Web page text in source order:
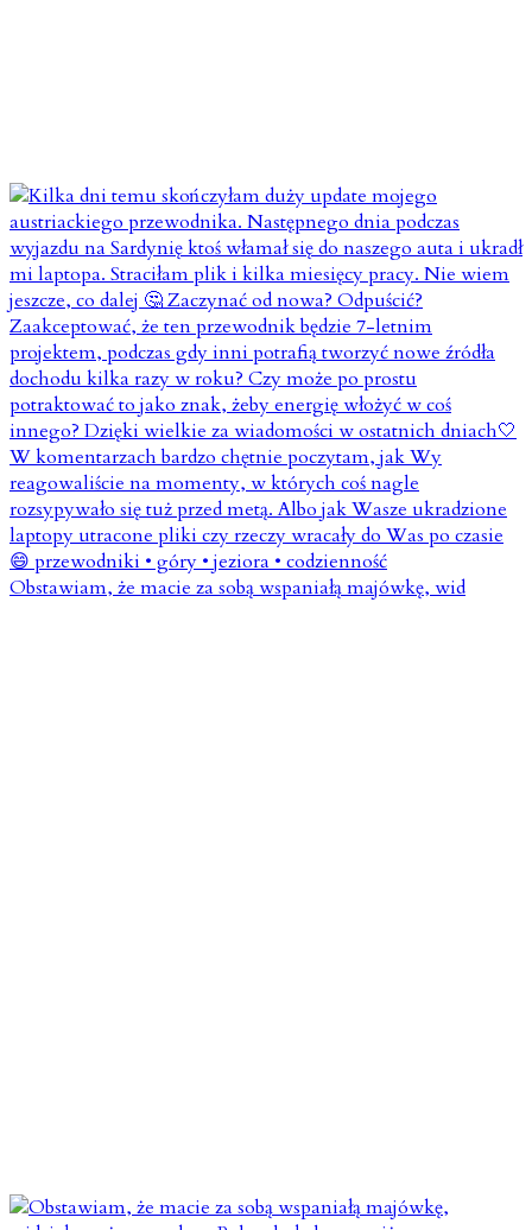
Obstawiam, że macie za sobą wspaniałą majówkę, wid